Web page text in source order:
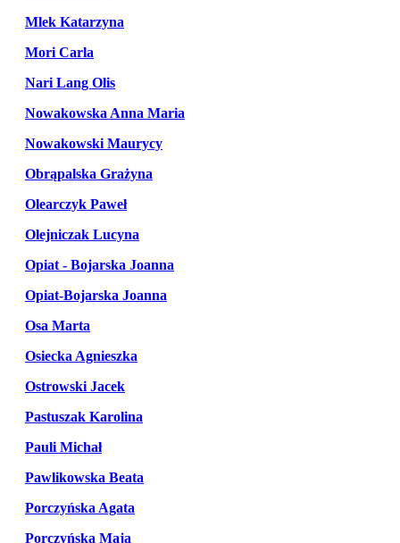
Mlek Katarzyna
Mori Carla
Nari Lang Olis
Nowakowska Anna Maria
Nowakowski Maurycy
Obrąpalska Grażyna
Olearczyk Paweł
Olejniczak Lucyna
Opiat - Bojarska Joanna
Opiat-Bojarska Joanna
Osa Marta
Osiecka Agnieszka
Ostrowski Jacek
Pastuszak Karolina
Pauli Michał
Pawlikowska Beata
Porczyńska Agata
Porczyńska Maja